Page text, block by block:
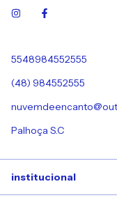
5548984552555
(48) 984552555
Palhoça S.C
institucional